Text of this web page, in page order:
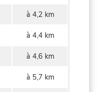
à 4,2 km
à 4,4 km
à 4,6 km
à 5,7 km